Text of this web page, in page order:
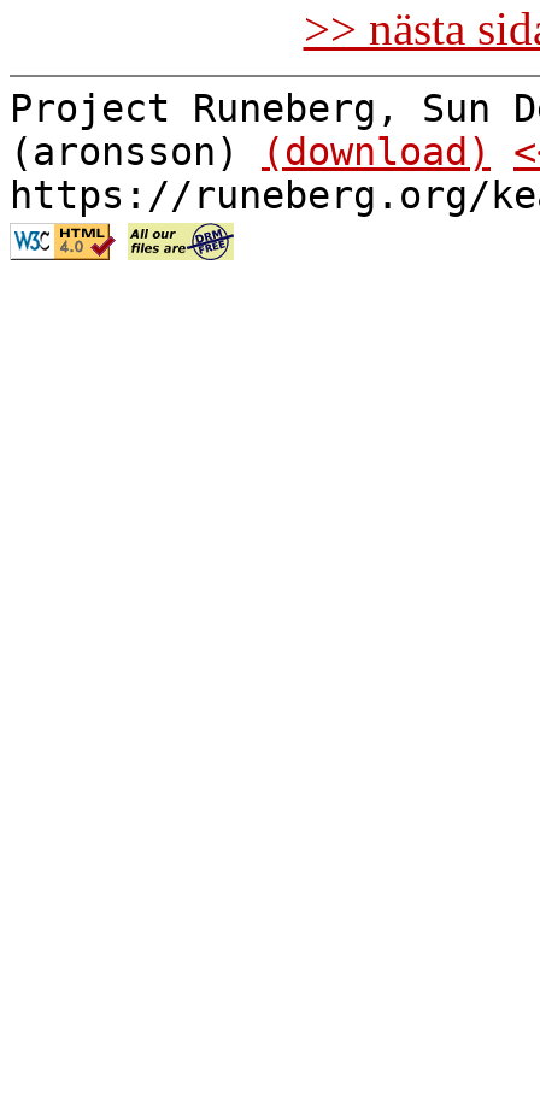
>> nästa
Project Runeberg, Sun
(aronsson)
(download)
https://runeberg.org/